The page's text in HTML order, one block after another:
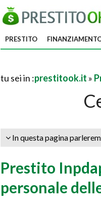
PRESTITO
tu sei in :prestitook.it »
In questa pagina
Prestito
personale